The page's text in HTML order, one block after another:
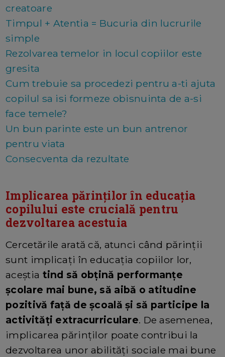
creatoare
Timpul + Atentia = Bucuria din lucrurile
simple
Rezolvarea temelor in locul copiilor este
gresita
Cum trebuie sa procedezi pentru a-ti ajuta
copilul sa isi formeze obisnuinta de a-si
face temele?
Un bun parinte este un bun antrenor
pentru viata
Consecventa da rezultate
Implicarea părinților în educația
copilului este crucială pentru
dezvoltarea acestuia
Cercetările arată că, atunci când părinții
sunt implicați în educația copiilor lor,
aceștia tind să obțină performanțe
școlare mai bune, să aibă o atitudine
pozitivă față de școală și să participe la
activități extracurriculare. De asemenea,
implicarea părinților poate contribui la
dezvoltarea unor abilități sociale mai bune